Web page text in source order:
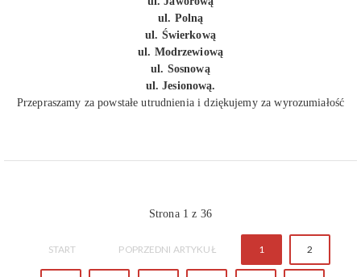
ul. Polną
ul. Świerkową
ul. Modrzewiową
ul. Sosnową
ul. Jesionową.
Przepraszamy za powstałe utrudnienia i dziękujemy za wyrozumiałość
Strona 1 z 36
START POPRZEDNI ARTYKUŁ 1 2